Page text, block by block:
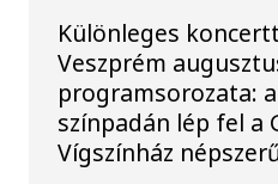
Különleges
Veszprém
programsorozata:
színpadán lép fel a
Vígszínház